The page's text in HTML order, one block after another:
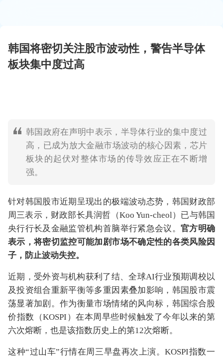
韩国将密切关注股市波动性，警告半导体
板块集中度过高
韩国政府在声明中表示，半导体行业的集中度过
高，已成为放大金融市场波动的核心因素，芯片
板块的起伏对整体市场的传导效应正在不断增
强。
针对韩国股市近期呈现出的极端波动态势，韩国财政部
周三表示，财政部长具润哲（Koo Yun-cheol）已与韩国
央行行长及金融监管机构首脑举行紧急会议。 官方明确
表示，将密切监控可能加剧市场不确定性的各类风险因
子，防止波动失控。
近期，受外资与机构获利了结、全球AI行业预期调校以
及投资组合重新平衡等多重因素叠加影响，韩国股市震
荡显著加剧。作为衡量市场情绪的风向标，韩国综合股
价指数（KOSPI）在本周早些时候触发了今年以来的第
六次熔断，也是该指数历史上的第12次熔断。
这种“过山车”行情在周三早盘再次上演。KOSPI指数一